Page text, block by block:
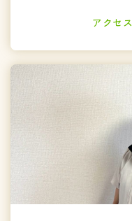
アクセ